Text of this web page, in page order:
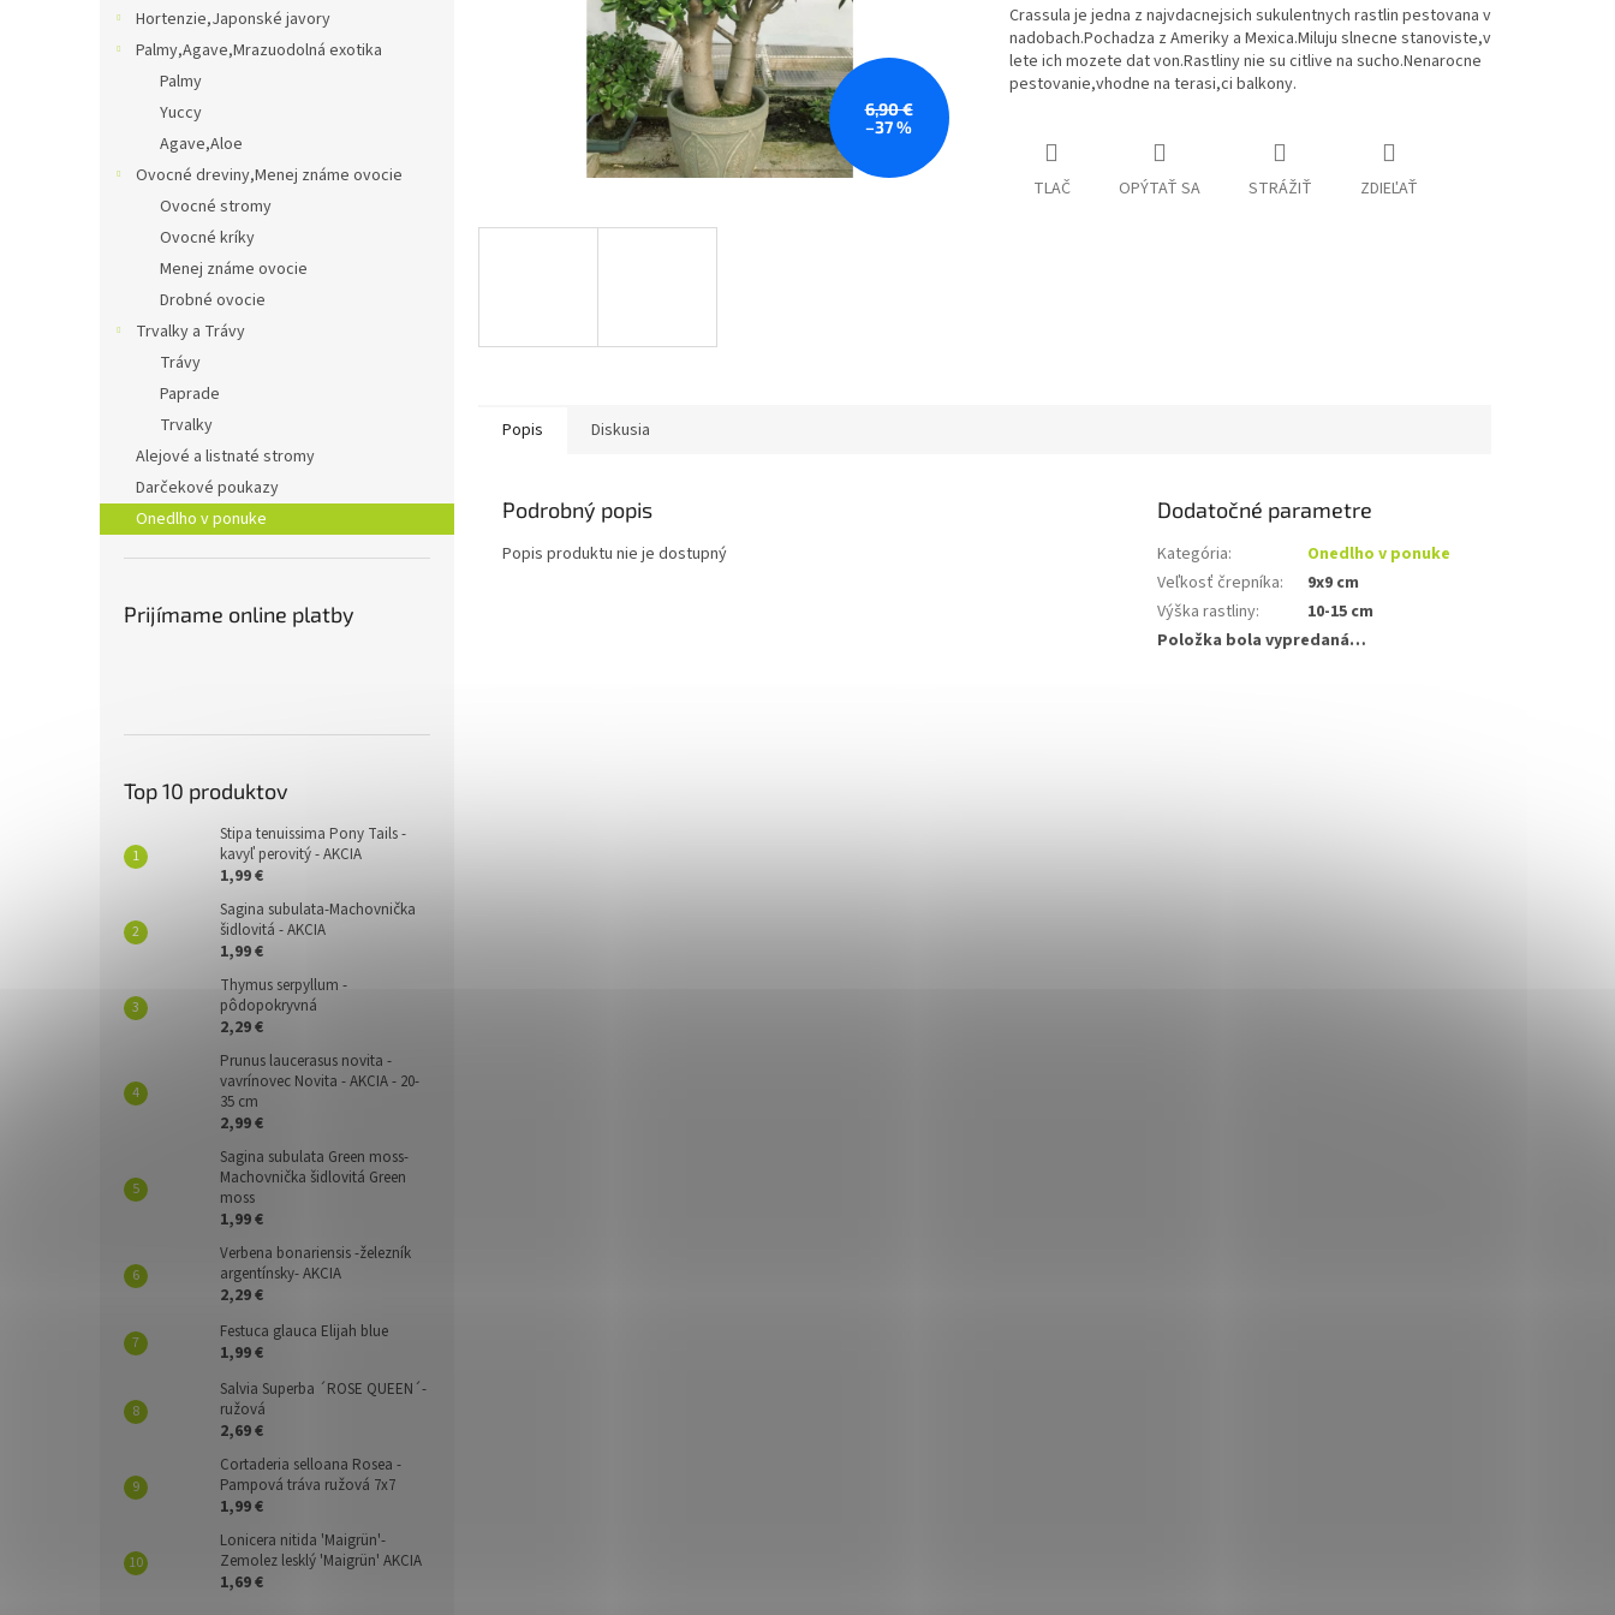
Hortenzie,Japonské javory
Palmy,Agave,Mrazuodolná exotika
Palmy
Yuccy
Agave,Aloe
Ovocné dreviny,Menej známe ovocie
Ovocné stromy
Ovocné kríky
Menej známe ovocie
Drobné ovocie
Trvalky a Trávy
Trávy
Paprade
Trvalky
Alejové a listnaté stromy
Darčekové poukazy
Onedlho v ponuke
Prijímame online platby
Top 10 produktov
Stipa tenuissima Pony Tails -
kavyľ perovitý - AKCIA
1,99 €
Sagina subulata-Machovnička
šidlovitá - AKCIA
1,99 €
Thymus serpyllum -
pôdopokryvná
2,29 €
Prunus laucerasus novita -
vavrínovec Novita - AKCIA - 20-
35 cm
2,99 €
Sagina subulata Green moss-
Machovnička šidlovitá Green
moss
1,99 €
Verbena bonariensis -železník
argentínsky- AKCIA
2,29 €
Festuca glauca Elijah blue
1,99 €
Salvia Superba ´ROSE QUEEN´-
ružová
2,69 €
Cortaderia selloana Rosea -
Pampová tráva ružová 7x7
1,99 €
Lonicera nitida 'Maigrün'-
Zemolez lesklý 'Maigrün' AKCIA
1,69 €
6,90 €
–37 %
Crassula je jedna z najvdacnejsich sukulentnych rastlin pestovana v
nadobach.Pochadza z Ameriky a Mexica.Miluju slnecne stanoviste,v
lete ich mozete dat von.Rastliny nie su citlive na sucho.Nenarocne
pestovanie,vhodne na terasi,ci balkony.
TLAČ OPÝTAŤ SA STRÁŽIŤ ZDIEĽAŤ
Popis Diskusia
Podrobný popis
Popis produktu nie je dostupný
Dodatočné parametre
Kategória:
Onedlho v ponuke
Veľkosť črepníka:
9x9 cm
Výška rastliny:
10-15 cm
Položka bola vypredaná…